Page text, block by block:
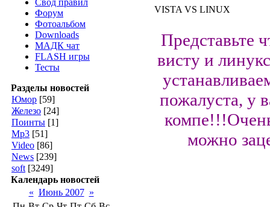
Свод правил
Форум
Фотоальбом
Downloads
МАДК чат
FLASH игры
Тесты
Разделы новостей
Юмор [59]
Железо [24]
Поинты [1]
Мр3 [51]
Video [86]
News [239]
soft [3249]
Календарь новостей
« Июнь 2007 »
VISTA VS LINUX
Представьте
висту и
пожалуста, у
можно